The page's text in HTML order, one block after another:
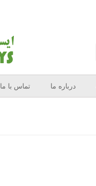
درباره ما تماس با ما